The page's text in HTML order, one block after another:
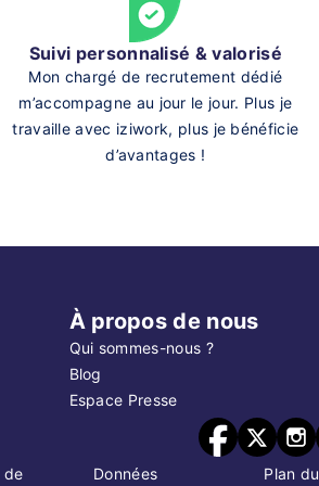
Suivi personnalisé & valorisé
Mon chargé de recrutement dédié
m’accompagne au jour le jour. Plus je
travaille avec iziwork, plus je bénéficie
d’avantages !
À propos de nous
Qui sommes-nous ?
Blog
Espace Presse
de Données Plan du